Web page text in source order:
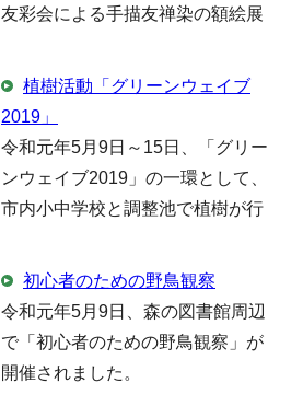
友彩会による手描友禅染の額絵展
植樹活動「グリーンウェイブ
2019」
令和元年5月9日～15日、「グリー
ンウェイブ2019」の一環として、
市内小中学校と調整池で植樹が行
初心者のための野鳥観察
令和元年5月9日、森の図書館周辺
で「初心者のための野鳥観察」が
開催されました。